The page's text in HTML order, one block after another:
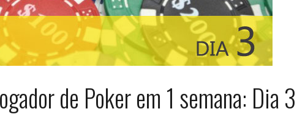
de Poker em 1 semana: Dia 3